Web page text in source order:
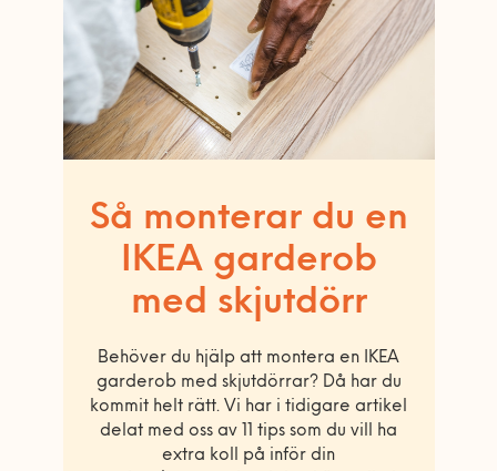
Så monterar du en
IKEA garderob
med skjutdörr
Behöver du hjälp att montera en IKEA
garderob med skjutdörrar? Då har du
kommit helt rätt. Vi har i tidigare artikel
delat med oss av 11 tips som du vill ha
extra koll på inför din